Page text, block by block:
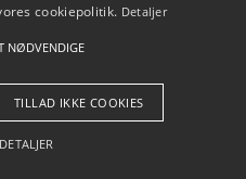
Betingelser
cookiepolitik. Detaljer
NØDVENDIGE
TILLAD IKKE COOKIES